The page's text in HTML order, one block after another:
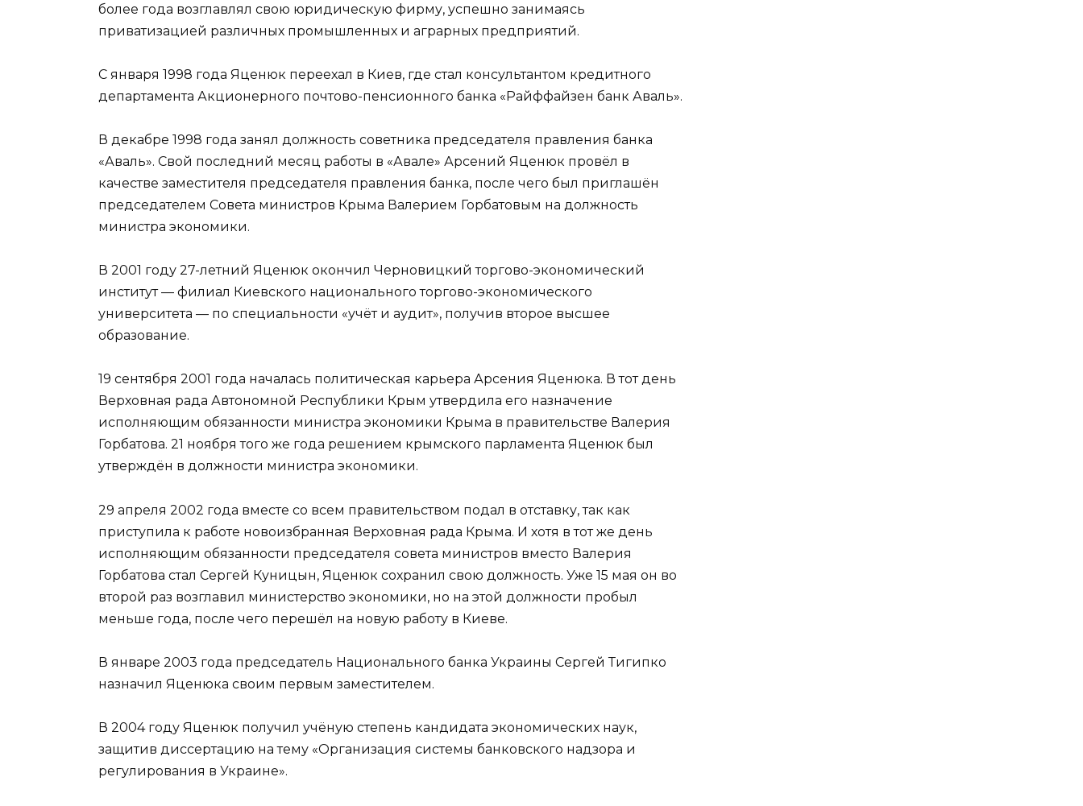
более года возглавлял свою юридическую фирму, успешно занимаясь
приватизацией различных промышленных и аграрных предприятий.
С января 1998 года Яценюк переехал в Киев, где стал консультантом кредитного
департамента Акционерного почтово-пенсионного банка «Райффайзен банк Аваль».
В декабре 1998 года занял должность советника председателя правления банка
«Аваль». Свой последний месяц работы в «Авале» Арсений Яценюк провёл в
качестве заместителя председателя правления банка, после чего был приглашён
председателем Совета министров Крыма Валерием Горбатовым на должность
министра экономики.
В 2001 году 27-летний Яценюк окончил Черновицкий торгово-экономический
институт — филиал Киевского национального торгово-экономического
университета — по специальности «учёт и аудит», получив второе высшее
образование.
19 сентября 2001 года началась политическая карьера Арсения Яценюка. В тот день
Верховная рада Автономной Республики Крым утвердила его назначение
исполняющим обязанности министра экономики Крыма в правительстве Валерия
Горбатова. 21 ноября того же года решением крымского парламента Яценюк был
утверждён в должности министра экономики.
29 апреля 2002 года вместе со всем правительством подал в отставку, так как
приступила к работе новоизбранная Верховная рада Крыма. И хотя в тот же день
исполняющим обязанности председателя совета министров вместо Валерия
Горбатова стал Сергей Куницын, Яценюк сохранил свою должность. Уже 15 мая он во
второй раз возглавил министерство экономики, но на этой должности пробыл
меньше года, после чего перешёл на новую работу в Киеве.
В январе 2003 года председатель Национального банка Украины Сергей Тигипко
назначил Яценюка своим первым заместителем.
В 2004 году Яценюк получил учёную степень кандидата экономических наук,
защитив диссертацию на тему «Организация системы банковского надзора и
регулирования в Украине».